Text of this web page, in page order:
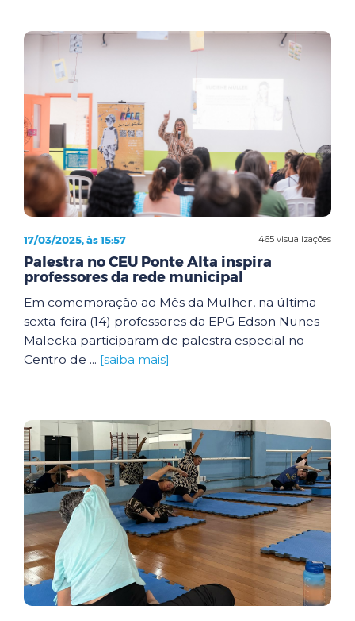
465 visualizações
17/03/2025, às 15:57
Palestra no CEU Ponte Alta inspira
professores da rede municipal
Em comemoração ao Mês da Mulher, na última
sexta-feira (14) professores da EPG Edson Nunes
Malecka participaram de palestra especial no
Centro de ... [saiba mais]